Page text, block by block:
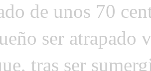
de unos 70
ser atrapado
tras ser